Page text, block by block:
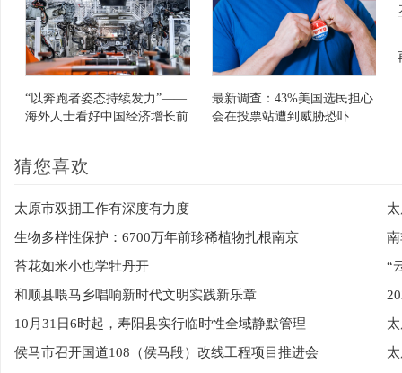
“以奔跑者姿态持续发力”——
海外人士看好中国经济增长前
最新调查：43%美国选民担心
会在投票站遭到威胁恐吓
猜您喜欢
太原市双拥工作有深度有力度
生物多样性保护：6700万年前珍稀植物扎根南京
苔花如米小也学牡丹开
“
和顺县喂马乡唱响新时代文明实践新乐章
10月31日6时起，寿阳县实行临时性全域静默管理
侯马市召开国道108（侯马段）改线工程项目推进会